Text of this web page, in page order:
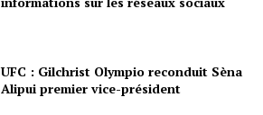
UFC : Gilchrist Olympio reconduit Sèna
Alipui premier vice-président